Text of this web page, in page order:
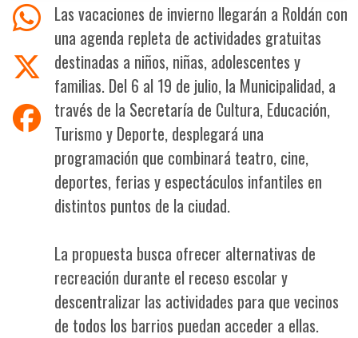
Las vacaciones de invierno llegarán a Roldán con
una agenda repleta de actividades gratuitas
destinadas a niños, niñas, adolescentes y
familias. Del 6 al 19 de julio, la Municipalidad, a
través de la Secretaría de Cultura, Educación,
Turismo y Deporte, desplegará una
programación que combinará teatro, cine,
deportes, ferias y espectáculos infantiles en
distintos puntos de la ciudad.
La propuesta busca ofrecer alternativas de
recreación durante el receso escolar y
descentralizar las actividades para que vecinos
de todos los barrios puedan acceder a ellas.